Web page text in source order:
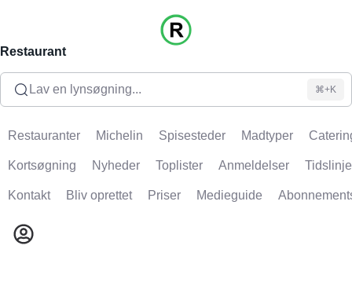
Restaurant
Lav en lynsøgning... ⌘+K
Restauranter Michelin Spisesteder Madtyper
Kortsøgning Nyheder Toplister Anmeldelser Tidslinje
Kontakt Bliv oprettet Priser Medieguide